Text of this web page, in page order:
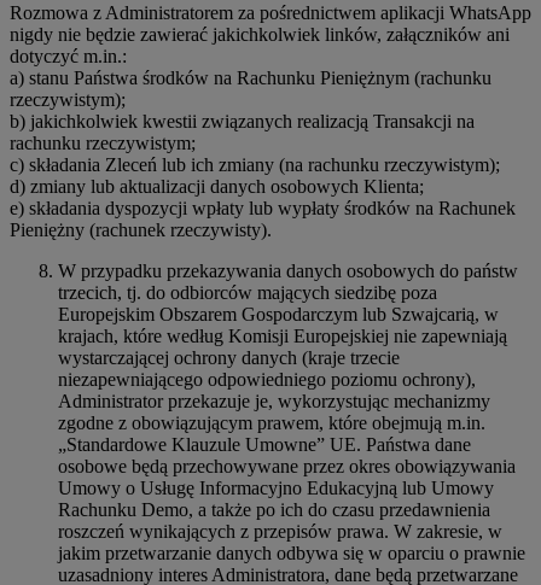
Rozmowa z Administratorem za pośrednictwem aplikacji WhatsApp
nigdy nie będzie zawierać jakichkolwiek linków, załączników ani
dotyczyć m.in.:
a) stanu Państwa środków na Rachunku Pieniężnym (rachunku
rzeczywistym);
b) jakichkolwiek kwestii związanych realizacją Transakcji na
rachunku rzeczywistym;
c) składania Zleceń lub ich zmiany (na rachunku rzeczywistym);
d) zmiany lub aktualizacji danych osobowych Klienta;
e) składania dyspozycji wpłaty lub wypłaty środków na Rachunek
Pieniężny (rachunek rzeczywisty).
W przypadku przekazywania danych osobowych do państw
trzecich, tj. do odbiorców mających siedzibę poza
Europejskim Obszarem Gospodarczym lub Szwajcarią, w
krajach, które według Komisji Europejskiej nie zapewniają
wystarczającej ochrony danych (kraje trzecie
niezapewniającego odpowiedniego poziomu ochrony),
Administrator przekazuje je, wykorzystując mechanizmy
zgodne z obowiązującym prawem, które obejmują m.in.
„Standardowe Klauzule Umowne” UE. Państwa dane
osobowe będą przechowywane przez okres obowiązywania
Umowy o Usługę Informacyjno Edukacyjną lub Umowy
Rachunku Demo, a także po ich do czasu przedawnienia
roszczeń wynikających z przepisów prawa. W zakresie, w
jakim przetwarzanie danych odbywa się w oparciu o prawnie
uzasadniony interes Administratora, dane będą przetwarzane